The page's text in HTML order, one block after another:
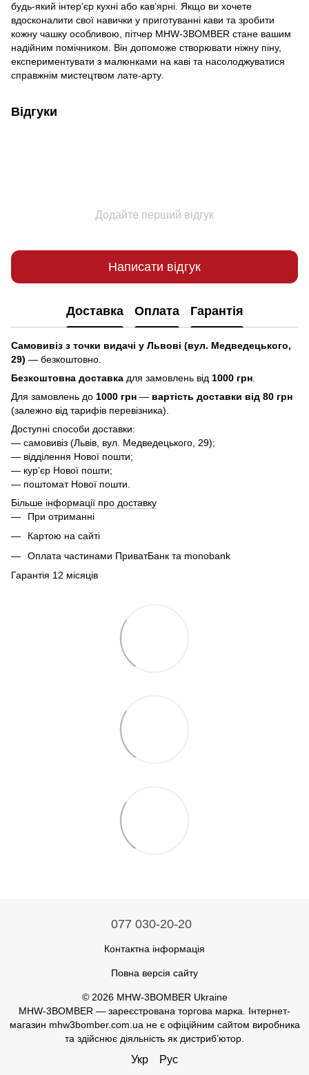
будь-який інтер’єр кухні або кав’ярні. Якщо ви хочете
вдосконалити свої навички у приготуванні кави та зробити
кожну чашку особливою, пітчер MHW-3BOMBER стане вашим
надійним помічником. Він допоможе створювати ніжну піну,
експериментувати з малюнками на каві та насолоджуватися
справжнім мистецтвом лате-арту.
Відгуки
Додайте перший відгук
Написати відгук
Доставка Оплата Гарантія
Самовивіз з точки видачі у Львові (вул. Медведецького,
29) — безкоштовно.
Безкоштовна доставка для замовлень від 1000 грн
Для замовлень до 1000 грн — вартість доставки від 80 грн
(залежно від тарифів перевізника).
Доступні способи доставки:
— самовивіз (Львів, вул. Медведецького, 29);
— відділення Нової пошти;
— курʼєр Нової пошти;
— поштомат Нової пошти.
Більше інформації про доставку
При отриманні
Картою на сайті
Оплата частинами ПриватБанк та monobank
Гарантія 12 місяців
077 030-20-20
Контактна інформація
Повна версія сайту
© 2026 MHW-3BOMBER Ukraine
MHW-3BOMBER — зареєстрована торгова марка. Інтернет-
магазин mhw3bomber.com.ua не є офіційним сайтом виробника
та здійснює діяльність як дистриб’ютор.
Укр Рус